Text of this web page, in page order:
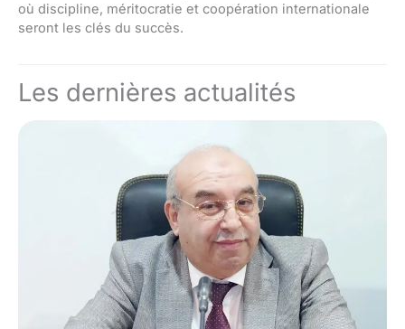
où discipline, méritocratie et coopération internationale
seront les clés du succès.
Les dernières actualités